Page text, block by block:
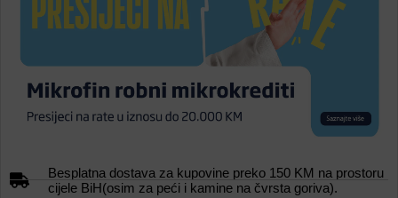
Besplatna dostava za kupovine preko 150 KM na prostoru
cijele BiH(osim za peći i kamine na čvrsta goriva).